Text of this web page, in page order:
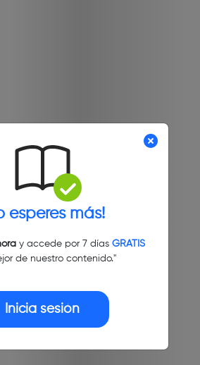
esperes más!
y accede por 7 días GRATIS
de nuestro contenido."
Inicia sesión